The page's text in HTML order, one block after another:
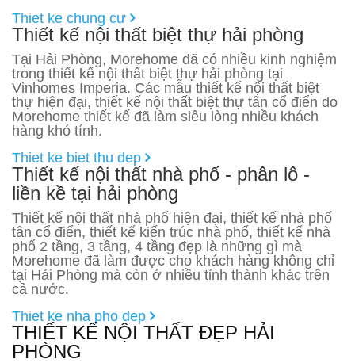
Thiet ke chung cư
Thiết kế nội thất biệt thự hải phòng
Tại Hải Phòng, Morehome đã có nhiều kinh nghiệm
trong thiết kế nội thất biệt thự hải phòng tại
Vinhomes Imperia. Các mẫu thiết kế nội thất biệt
thự hiện đại, thiết kế nội thất biệt thự tân cổ điển do
Morehome thiết kế đã làm siêu lòng nhiều khách
hàng khó tính.
Thiet ke biet thu dep
Thiết kế nội thất nhà phố - phân lô -
liền kề tại hải phòng
Thiết kế nội thất nhà phố hiện đại, thiết kế nhà phố
tân cổ điển, thiết kế kiến trúc nhà phố, thiết kế nhà
phố 2 tầng, 3 tầng, 4 tầng đẹp là những gì mà
Morehome đã làm được cho khách hàng không chỉ
tại Hải Phòng mà còn ở nhiều tỉnh thành khác trên
cả nước.
Thiet ke nha pho dep
THIẾT KẾ NỘI THẤT ĐẸP HẢI
PHÒNG